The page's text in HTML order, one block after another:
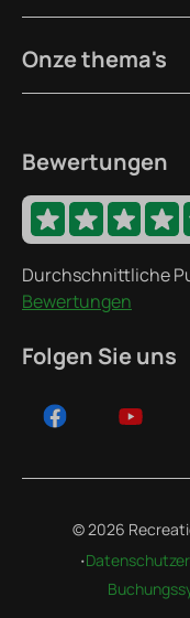
Onze thema's
Bewertungen
Durchschnittliche
Bewertungen
Folgen Sie uns
© 2026
·